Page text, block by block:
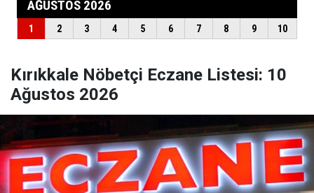
Kırıkkale Nöbetçi Eczane Listesi: 10
Ağustos 2026